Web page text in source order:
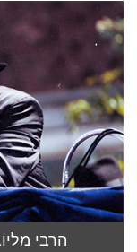
הרבי